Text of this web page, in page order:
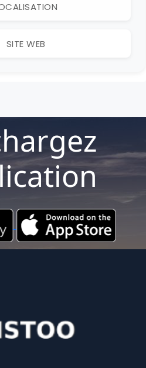
SITE WEB